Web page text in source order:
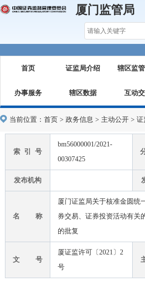
厦门监管局
首页 证监局介绍 辖区监
办事服务 辖区数据 互动
当前位置： 首页 > 政务信息 > 主动公开 > 证
索 引 号
bm56000001/2021-
00307425
发布机构
名 称
厦门证监局关于核准金圆统
券交易、证券投资活动有关
的批复
文 号
厦证监许可〔2021〕2
号